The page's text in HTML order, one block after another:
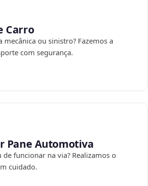
Carro
mecânica ou sinistro? Fazemos a
com segurança.
Pane Automotiva
funcionar na via? Realizamos o
cuidado.